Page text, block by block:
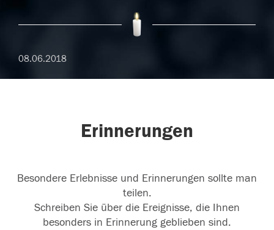
08.06.2018
Erinnerungen
Besondere Erlebnisse und Erinnerungen sollte man
teilen.
Schreiben Sie über die Ereignisse, die Ihnen
besonders in Erinnerung geblieben sind.